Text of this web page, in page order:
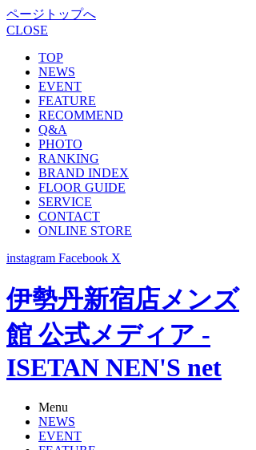
ページトップへ
CLOSE
TOP
NEWS
EVENT
FEATURE
RECOMMEND
Q&A
PHOTO
RANKING
BRAND INDEX
FLOOR GUIDE
SERVICE
CONTACT
ONLINE STORE
instagram Facebook X
伊勢丹新宿店メンズ
館 公式メディア -
ISETAN NEN'S net
Menu
NEWS
EVENT